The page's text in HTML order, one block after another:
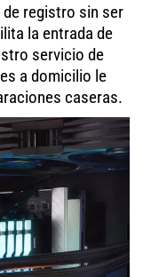
registro sin ser
la entrada de
servicio de
a domicilio le
caseras.